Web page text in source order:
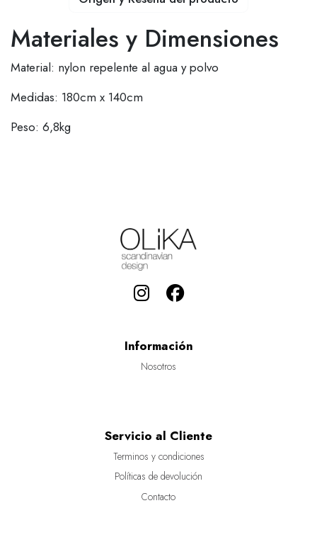
Materiales y Dimensiones
Material: nylon repelente al agua y polvo
Medidas: 180cm x 140cm
Peso: 6,8kg
Información
Nosotros
Servicio al Cliente
Terminos y condiciones
Políticas de devolución
Contacto